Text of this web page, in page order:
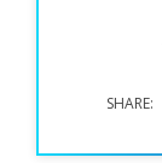
SHARE: